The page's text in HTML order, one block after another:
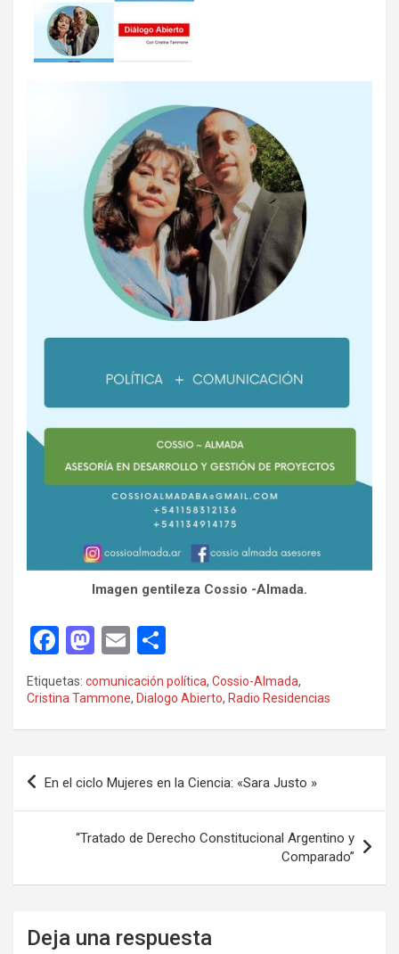
Imagen gentileza Cossio -Almada.
F
a
ce
b
o
k
M
st
o
o
n
E
m
ail m
p
tir
Etiquetas: comunicación política, Cossio-Almada,
Cristina Tammone, Dialogo Abierto, Radio Residencias
Navegación
entradas
En el ciclo Mujeres en la Ciencia: «Sara Justo »
“Tratado de Derecho Constitucional Argentino y
Comparado”
Deja una respuesta